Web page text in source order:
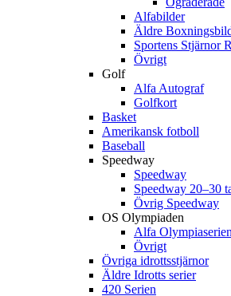
Alfabilder
Äldre
Sportens Stjärnor
Övrigt
Golf
Alfa Autograf
Golfkort
Basket
Amerikansk fotboll
Baseball
Speedway
Speedway
Speedway 20–30
Övrig Speedway
OS Olympiaden
Alfa Olympiaserien
Övrigt
Övriga idrottsstjärnor
Äldre Idrotts serier
420 Serien